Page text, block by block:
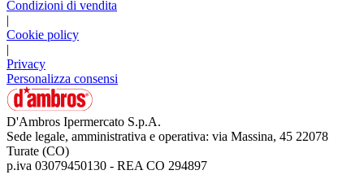
Condizioni di vendita
|
Cookie policy
|
Privacy
Personalizza consensi
D'Ambros Ipermercato S.p.A.
Sede legale, amministrativa e operativa: via Massina, 45 22078
Turate (CO)
p.iva 03079450130 - REA CO 294897